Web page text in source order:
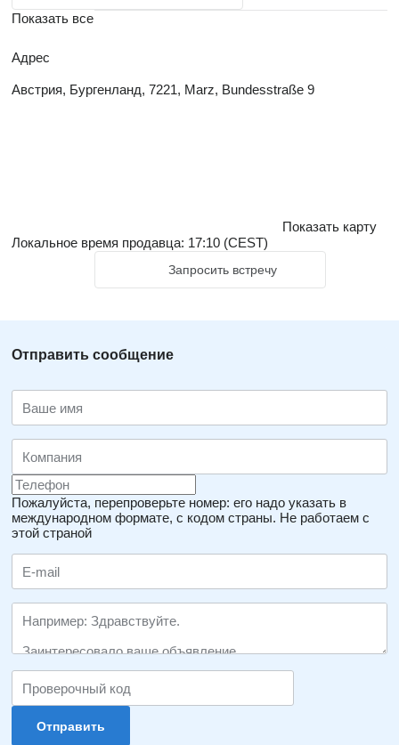
Показать все
Адрес
Австрия, Бургенланд, 7221, Marz, Bundesstraße 9
Показать карту
Локальное время продавца: 17:10 (CEST)
Запросить встречу
Отправить сообщение
Пожалуйста, перепроверьте номер: его надо указать в
международном формате, с кодом страны. Не работаем с
этой страной